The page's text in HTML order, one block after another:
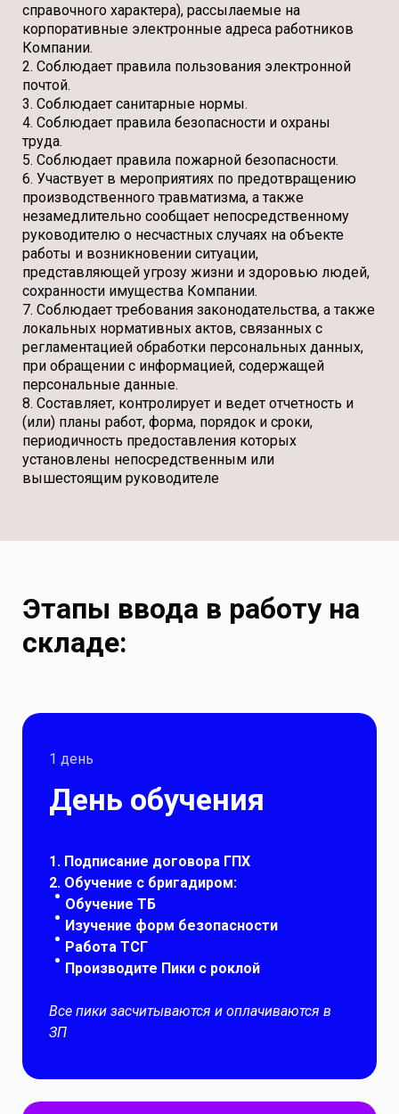
справочного характера), рассылаемые на
корпоративные электронные адреса работников
Компании.
2. Соблюдает правила пользования электронной
почтой.
3. Соблюдает санитарные нормы.
4. Соблюдает правила безопасности и охраны
труда.
5. Соблюдает правила пожарной безопасности.
6. Участвует в мероприятиях по предотвращению
производственного травматизма, а также
незамедлительно сообщает непосредственному
руководителю о несчастных случаях на объекте
работы и возникновении ситуации,
представляющей угрозу жизни и здоровью людей,
сохранности имущества Компании.
7. Соблюдает требования законодательства, а также
локальных нормативных актов, связанных с
регламентацией обработки персональных данных,
при обращении с информацией, содержащей
персональные данные.
8. Составляет, контролирует и ведет отчетность и
(или) планы работ, форма, порядок и сроки,
периодичность предоставления которых
установлены непосредственным или
вышестоящим руководителе
Этапы ввода в работу на
складе:
1 день
День обучения
1. Подписание договора ГПХ
2. Обучение с бригадиром:
Обучение ТБ
Изучение форм безопасности
Работа ТСГ
Производите Пики с роклой
Все пики засчитываются и оплачиваются в
ЗП